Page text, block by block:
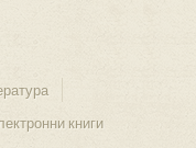
книги